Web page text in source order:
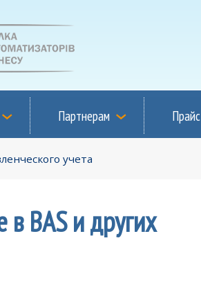
Партнерам Прайс
учета
BAS и других